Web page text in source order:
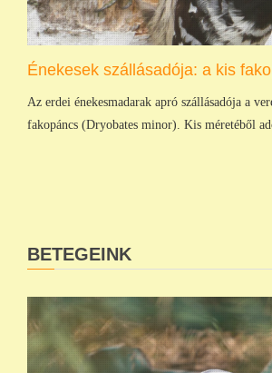
Énekesek szállásadója: a kis
Az erdei énekesmadarak apró szállásadója a
fakopáncs (Dryobates minor). Kis méretéből
BETEGEINK